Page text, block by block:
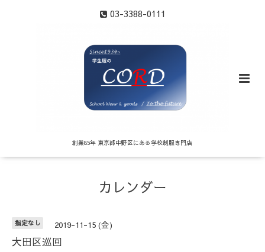
03-3388-0111
創業85年 東京都中野区にある学校制服専門店
カレンダー
指定なし 2019-11-15 (金)
大田区巡回